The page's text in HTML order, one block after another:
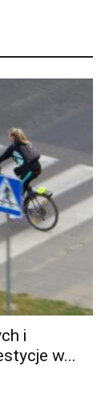
i
w...